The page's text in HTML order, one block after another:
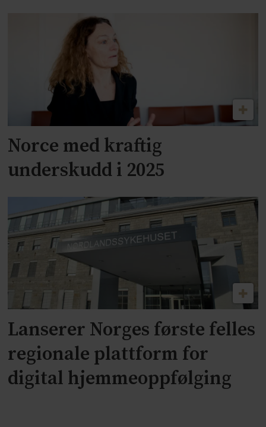
Norce med kraftig
underskudd i 2025
Lanserer Norges første felles
regionale plattform for
digital hjemmeoppfølging